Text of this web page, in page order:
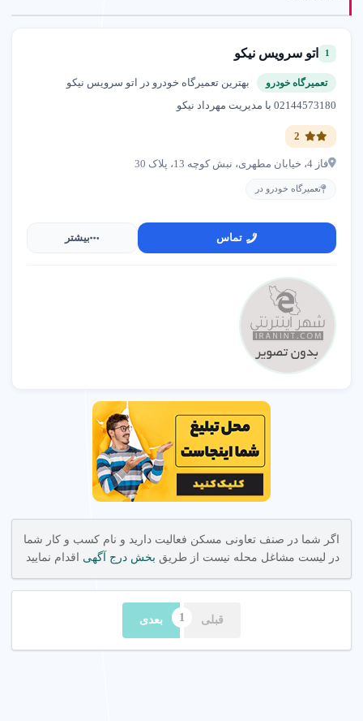
1 اتو سرویس نیکو
تعمیرگاه خودرو
بهترین تعمیرگاه خودرو در اتو سرویس نیکو
02144573180 با مدیریت مهرداد نیکو
فاز 4، خیابان مطهری، نبش کوچه 13، پلاک 30
تعمیرگاه خودرو در
تماس بیشتر
اگر شما در صنف تعاونی مسکن فعالیت دارید و نام کسب و کار شما
در لیست مشاغل محله نیست از طریق بخش درج آگهی اقدام نمایید
قبلی بعدی